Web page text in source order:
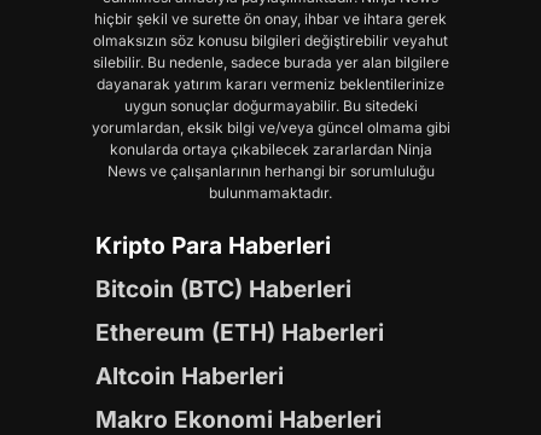
hiçbir şekil ve surette ön onay, ihbar ve ihtara gerek
olmaksızın söz konusu bilgileri değiştirebilir veyahut
silebilir. Bu nedenle, sadece burada yer alan bilgilere
dayanarak yatırım kararı vermeniz beklentilerinize
uygun sonuçlar doğurmayabilir. Bu sitedeki
yorumlardan, eksik bilgi ve/veya güncel olmama gibi
konularda ortaya çıkabilecek zararlardan Ninja
News ve çalışanlarının herhangi bir sorumluluğu
bulunmamaktadır.
Kripto Para Haberleri
Bitcoin (BTC) Haberleri
Ethereum (ETH) Haberleri
Altcoin Haberleri
Makro Ekonomi Haberleri